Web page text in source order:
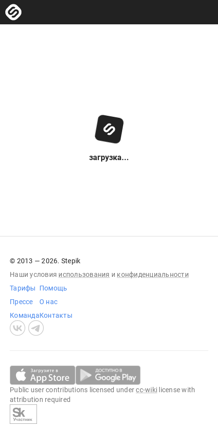
загрузка...
© 2013 — 2026. Stepik
Наши условия использования и конфиденциальности
Тарифы
Прессе
Команда
Помощь
О нас
Контакты
Public user contributions licensed undercc-wiki license with
attribution required